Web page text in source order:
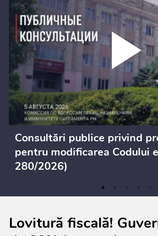
Consultări publice privind
pentru modificarea Codului
280/2026)
Lovitură fiscală!